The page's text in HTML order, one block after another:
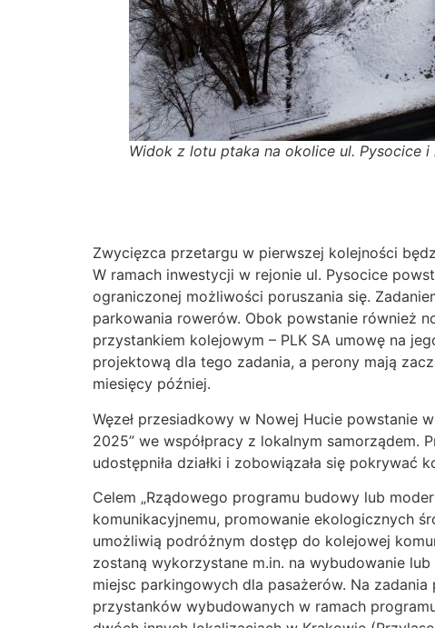
Widok z lotu ptaka na okolice ul. Pysocice
Zwycięzca przetargu w pierwszej kolejności
W ramach inwestycji w rejonie ul. Pysocice
ograniczonej możliwości poruszania się.
parkowania rowerów. Obok powstanie również
przystankiem kolejowym – PLK SA umowę na
projektową dla tego zadania, a perony mają
miesięcy później.
Węzeł przesiadkowy w Nowej Hucie powstanie
2025” we współpracy z lokalnym samorządem.
udostępniła działki i zobowiązała się
Celem „Rządowego programu budowy lub
komunikacyjnemu, promowanie ekologicznych
umożliwią podróżnym dostęp do kolejowej
zostaną wykorzystane m.in. na wybudowanie
miejsc parkingowych dla pasażerów. Na
przystanków wybudowanych w ramach